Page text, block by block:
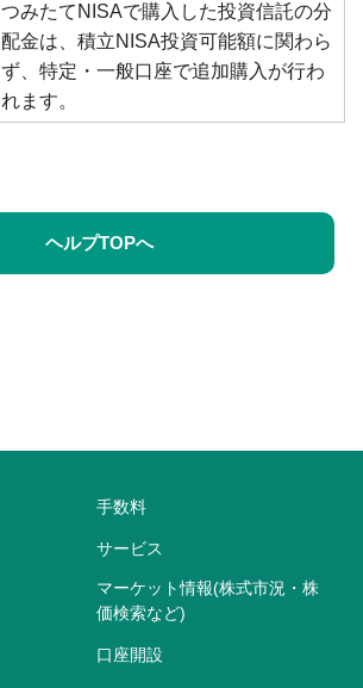
つみたてNISAで購入した投資信託の分
配金は、積立NISA投資可能額に関わら
ず、特定・一般口座で追加購入が行わ
れます。
ヘルプTOPへ
手数料
サービス
マーケット情報(株式市況・株
価検索など)
口座開設